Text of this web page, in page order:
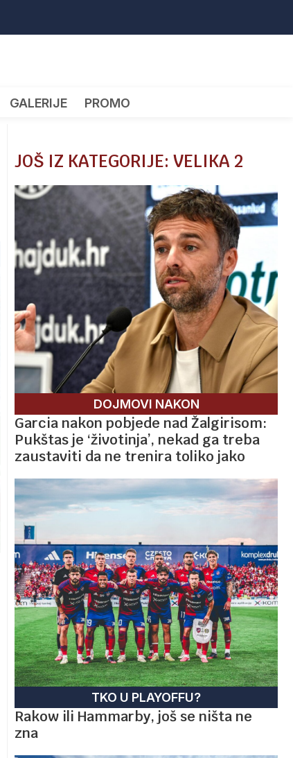
GALERIJE PROMO
JOŠ IZ KATEGORIJE: VELIKA 2
DOJMOVI NAKON
Garcia nakon pobjede nad Žalgirisom:
Pukštas je ‘životinja’, nekad ga treba
zaustaviti da ne trenira toliko jako
TKO U PLAYOFFU?
Rakow ili Hammarby, još se ništa ne
zna